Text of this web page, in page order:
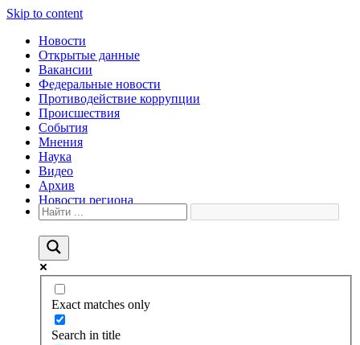
Skip to content
Новости
Открытые данные
Вакансии
Федеральные новости
Противодействие коррупции
Происшествия
События
Мнения
Наука
Видео
Архив
Новости региона
Exact matches only
Search in title